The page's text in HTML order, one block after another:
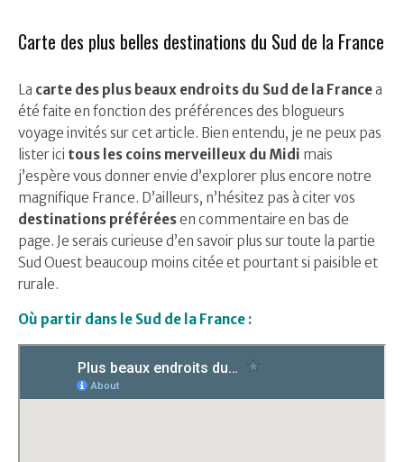
Carte des plus belles destinations du Sud de la France
La carte des plus beaux endroits du Sud de la Francea
été faite en fonction des préférences des blogueurs
voyage invités sur cet article. Bien entendu, je ne peux pas
lister ici tous les coins merveilleux du Midi mais
j’espère vous donner envie d’explorer plus encore notre
magnifique France. D’ailleurs, n’hésitez pas à citer vos
destinations préféréesen commentaire en bas de
page. Je serais curieuse d’en savoir plus sur toute la partie
Sud Ouest beaucoup moins citée et pourtant si paisible et
rurale.
Où partir dans le Sud de la France :